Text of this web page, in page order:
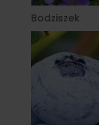
Bodziszek